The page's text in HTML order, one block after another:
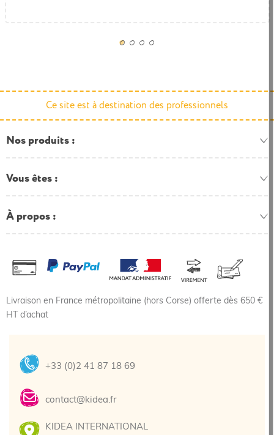
Ce site est à destination des professionnels
Nos produits
Vous êtes
À propos
Livraison en France métropolitaine (hors Corse) offerte dès 650 €
HT d’achat
+33 (0)2 41 87 18 69
contact@kidea.fr
KIDEA INTERNATIONAL